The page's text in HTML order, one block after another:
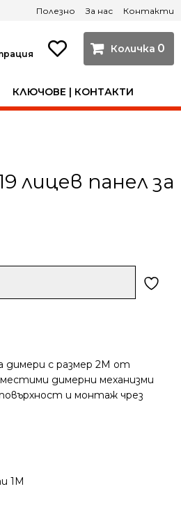
КЛЮЧОВЕ | КОНТАКТИ
0
Полезно За нас Контакти
лицев панел за
димери с размер 2M от
димерни механизми
и монтаж чрез
1M